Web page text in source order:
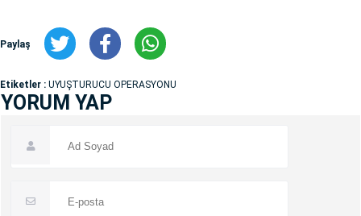
Paylaş
Etiketler : UYUŞTURUCU OPERASYONU
YORUM YAP